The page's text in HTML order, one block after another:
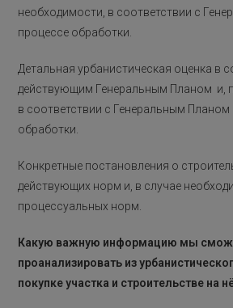
необходимости, в соответствии с
процессе обработки.
Детальная урбанистическая оценка в
действующим Генеральным Планом и,
в соответствии с Генеральным
обработки.
Конкретные постановления о
действующих норм и, в случае
процессуальных норм.
Какую важную информацию мы
проанализировать из
покупке участка и строительстве на